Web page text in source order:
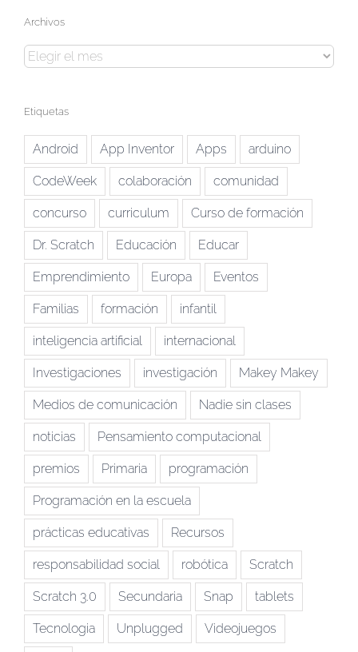
Archivos
Archivos
Etiquetas
Android App Inventor Apps arduino
CodeWeek colaboración comunidad
concurso curriculum Curso de formación
Dr. Scratch Educación Educar
Emprendimiento Europa Eventos
Familias formación infantil
inteligencia artificial internacional
Investigaciones investigación Makey Makey
Medios de comunicación Nadie sin clases
noticias Pensamiento computacional
premios Primaria programación
Programación en la escuela
prácticas educativas Recursos
responsabilidad social robótica Scratch
Scratch 3.0 Secundaria Snap tablets
Tecnologia Unplugged Videojuegos